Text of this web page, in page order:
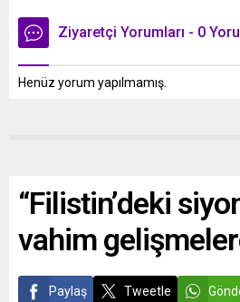
Ziyaretçi Yorumları - 0
Henüz yorum yapılmamış.
“Filistin’deki
vahim
Paylaş Tweetle